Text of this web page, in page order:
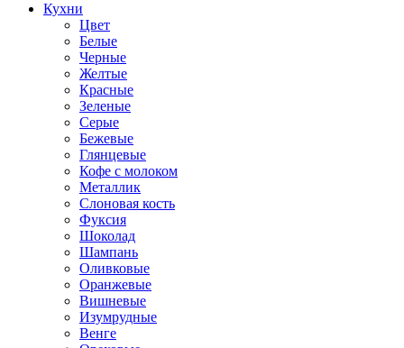
Кухни
Цвет
Белые
Черные
Желтые
Красные
Зеленые
Серые
Бежевые
Глянцевые
Кофе с молоком
Металлик
Слоновая кость
Фуксия
Шоколад
Шампань
Оливковые
Оранжевые
Вишневые
Изумрудные
Венге